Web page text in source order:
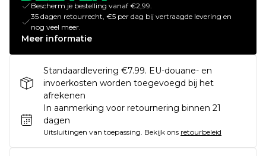
Bescherm je bestelling vanaf €2,99.
35 dagen retourrecht, €5 per dag bij vertraagde levering en
nog veel meer.
Meer informatie
Standaardlevering €7.99. EU-douane- en
invoerkosten worden toegevoegd bij het
afrekenen
In aanmerking voor retournering binnen 21
dagen
Uitsluitingen van toepassing. Bekijk ons retourbeleid